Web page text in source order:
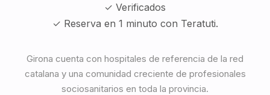
✓ Verificados
✓ Reserva en 1 minuto con Teratuti.
Girona cuenta con hospitales de referencia de la red
catalana y una comunidad creciente de profesionales
sociosanitarios en toda la provincia.